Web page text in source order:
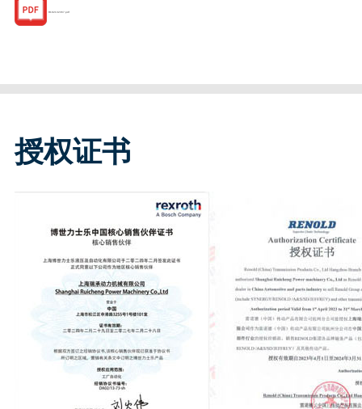
R182132367.pdf
授权证书